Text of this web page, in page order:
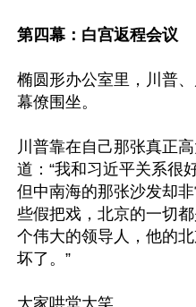
第四幕：白宫返程会议
椭圆形办公室里，川普
幕僚围坐。
川普靠在自己那张真正
道：“我和习近平关系很
但中南海的那张沙发却
些假把戏，北京的一切
个伟大的领导人，他的
坏了。”
大家哄堂大笑。